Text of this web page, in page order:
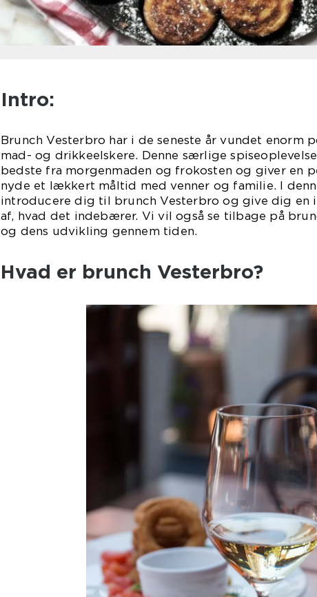
Intro:
Brunch Vesterbro har i de seneste år vundet enorm
mad- og drikkeelskere. Denne særlige
bedste fra morgenmaden og frokosten og giver en
nyde et lækkert måltid med venner og familie. I
introducere dig til brunch Vesterbro og give dig en
af, hvad det indebærer. Vi vil også se tilbage på
og dens udvikling gennem tiden.
Hvad er brunch Vesterbro?